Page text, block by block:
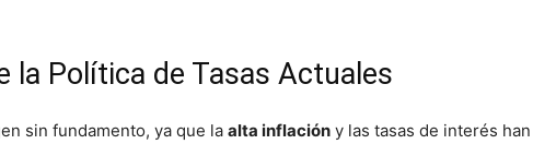
la Política de Tasas Actuales
sin fundamento, ya que la alta inflación y las tasas de interés han